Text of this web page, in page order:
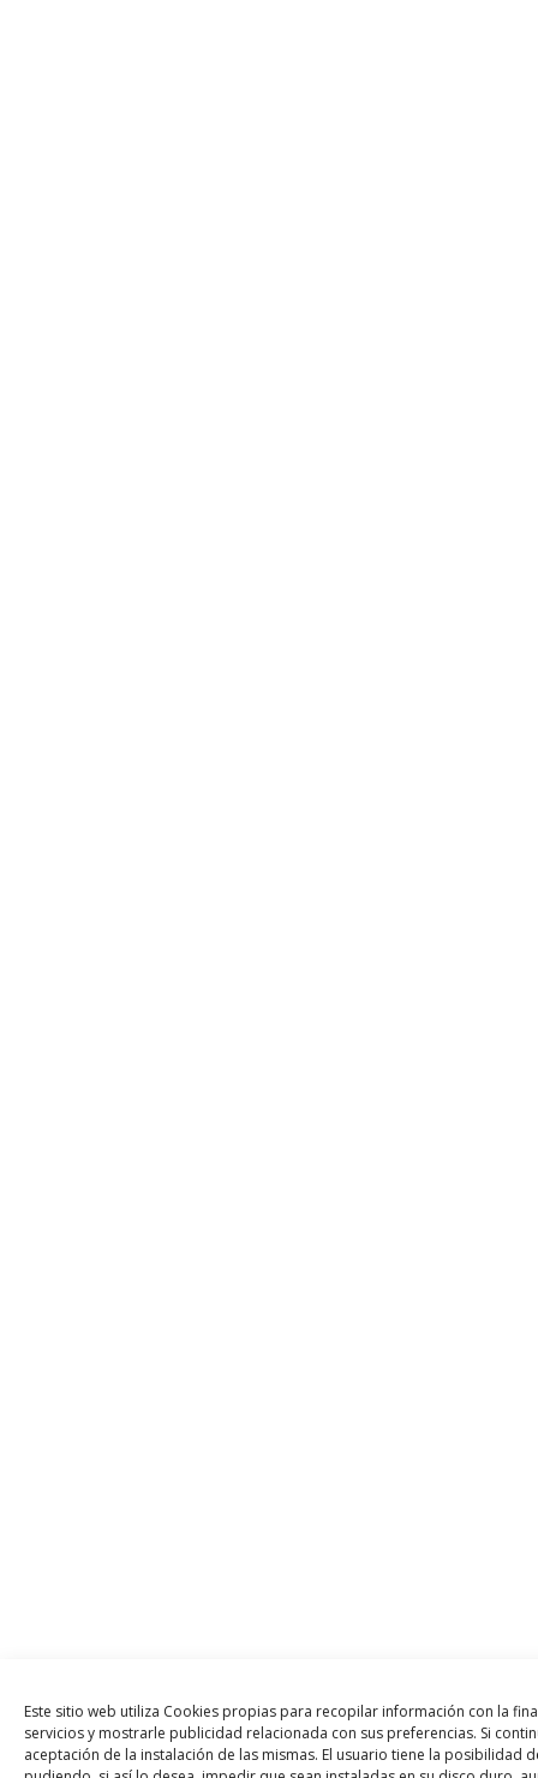
Este sitio web utiliza Cookies propias para recopilar información con la
servicios y mostrarle publicidad relacionada con sus preferencias. Si
aceptación de la instalación de las mismas. El usuario tiene la posibilidad